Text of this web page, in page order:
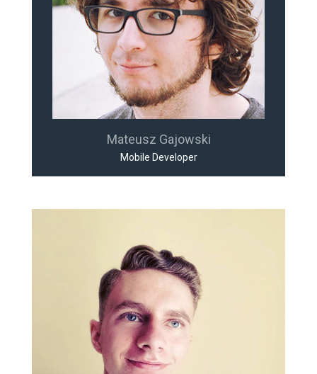
Mateusz Gajowski
Mobile Developer